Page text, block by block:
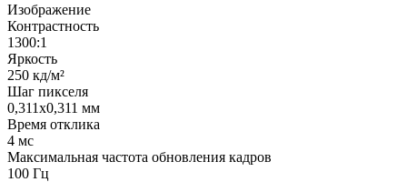
Изображение
Контрастность
1300:1
Яркость
250 кд/м²
Шаг пикселя
0,311x0,311 мм
Время отклика
4 мс
Максимальная частота обновления кадров
100 Гц